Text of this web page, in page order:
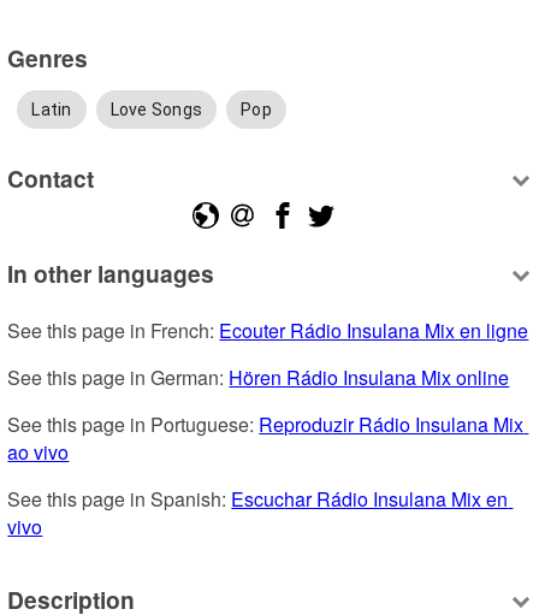
Genres
Latin Love Songs Pop
Contact
In other languages
See this page in French: Ecouter Rádio Insulana Mix en ligne
See this page in German: Hören Rádio Insulana Mix online
See this page in Portuguese: Reproduzir Rádio Insulana Mix
ao vivo
See this page in Spanish: Escuchar Rádio Insulana Mix en
vivo
Description